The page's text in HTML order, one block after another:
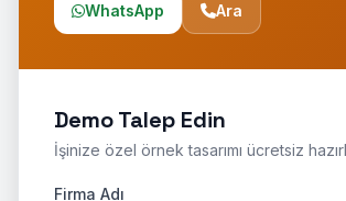
WhatsApp Ara
Demo Talep Edin
İşinize özel örnek tasarımı ücretsiz
Firma Adı